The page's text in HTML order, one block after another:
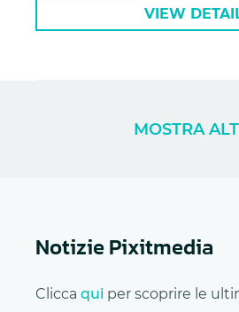
VIEW
MOSTRA
Notizie Pixitmedia
Clicca qui per scoprire le